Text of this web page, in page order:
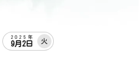
2025年
9月2日 火